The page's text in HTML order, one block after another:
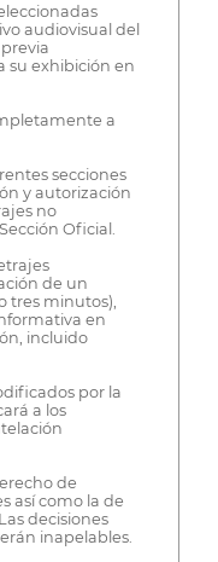
audiovisual del
su exhibición en
a
secciones
y autorización
no
Oficial.
de un
tres minutos),
en
incluido
por la
a los
de
así como la de
decisiones
inapelables.